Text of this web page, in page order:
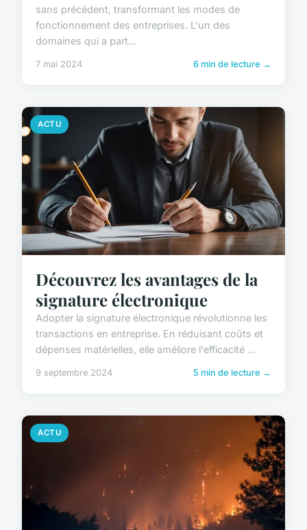
sans précédent, transformant les modes de
fonctionnement des entreprises. L'un des
domaines qui a part...
7 mai 2024 6 min de lecture →
ACTU
Découvrez les avantages de la
signature électronique
Adopter la signature électronique révolutionne les
transactions en entreprise. En réduisant coûts et
dépenses matérielles, elle améliore l'efficacité ...
9 septembre 2024 5 min de lecture →
ACTU